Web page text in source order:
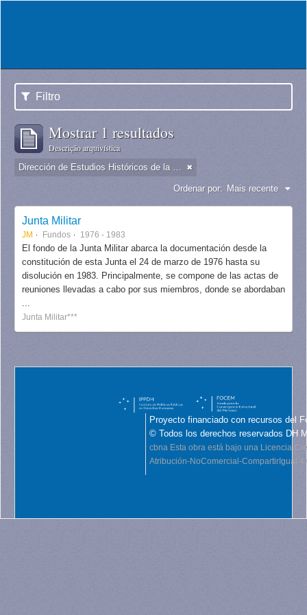
Filtro
Mostrar 1 resultados
Descrição arquivística
Dirección de Estudios Históricos de la Fuerza Aérea
Ordenar por: Mais recente
Junta Militar
JM Fundos 1976 - 1983
El fondo de la Junta Militar abarca la documentación desde la
constitución de esta Junta el 24 de marzo de 1976 hasta su
disolución en 1983. Principalmente, se compone de las actas de
reuniones llevadas a cabo por sus miembros, donde se abordaban
...
Junta Militar***
Proyecto financiado con recursos del
© Todos los derechos reservados DH
cbna Esta obra está bajo una Licencia
Atribución-NoComercial-CompartirIgual